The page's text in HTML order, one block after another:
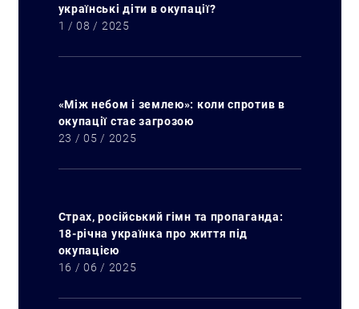
українські діти в окупації?
1 / 08 / 2025
«Між небом і землею»: коли спротив в
окупації стає загрозою
23 / 05 / 2025
Страх, російський гімн та пропаганда:
18-річна українка про життя під
окупацією
16 / 06 / 2025